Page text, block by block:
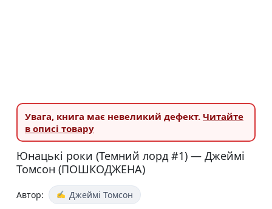
Увага, книга має невеликий дефект. Читайте
в описі товару
Юнацькі роки (Темний лорд #1) — Джеймі
Томсон (ПОШКОДЖЕНА)
Автор: Джеймі Томсон